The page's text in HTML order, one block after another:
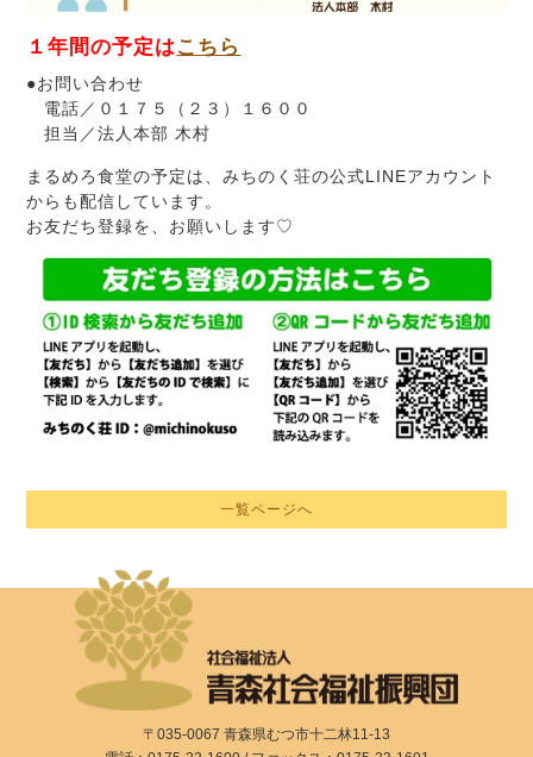
１年間の予定は こちら
●お問い合わせ
電話／０１７５（２３）１６００
担当／法人本部 木村
まるめろ食堂の予定は、みちのく荘の公式LINEアカウント
からも配信しています。
お友だち登録を、お願いします♡
一覧ページへ
〒035-0067 青森県むつ市十二林11-13